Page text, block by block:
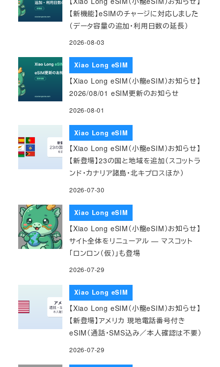
【新機能】eSIMのチャージに対応しました
（データ容量の追加・利用日数の延長）
2026-08-03
Xiao Long eSIM
【Xiao Long eSIM（小龍eSIM）お知らせ】
2026/08/01 eSIM更新のお知らせ
2026-08-01
Xiao Long eSIM
【Xiao Long eSIM（小龍eSIM）お知らせ】
【新登場】23の国と地域を追加（スコットラ
ンド・カナリア諸島・北キプロスほか）
2026-07-30
Xiao Long eSIM
【Xiao Long eSIM（小龍eSIM）お知らせ】
サイト全体をリニューアル — マスコット
「ロンロン（仮）」も登場
2026-07-29
Xiao Long eSIM
【Xiao Long eSIM（小龍eSIM）お知らせ】
【新登場】アメリカ 現地電話番号付き
eSIM（通話・SMS込み／本人確認は不要）
2026-07-29